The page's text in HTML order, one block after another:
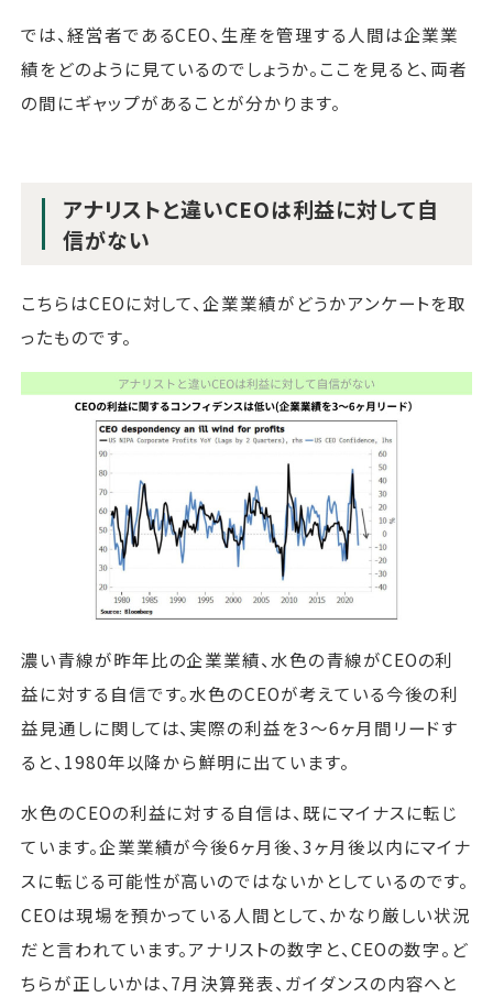
では、経営者であるCEO、生産を管理する人間は企業業
績をどのように見ているのでしょうか。ここを見ると、両者
の間にギャップがあることが分かります。
アナリストと違いCEOは利益に対して自
信がない
こちらはCEOに対して、企業業績がどうかアンケートを取
ったものです。
濃い青線が昨年比の企業業績、水色の青線がCEOの利
益に対する自信です。水色のCEOが考えている今後の利
益見通しに関しては、実際の利益を3～6ヶ月間リードす
ると、1980年以降から鮮明に出ています。
水色のCEOの利益に対する自信は、既にマイナスに転じ
ています。企業業績が今後6ヶ月後、3ヶ月後以内にマイナ
スに転じる可能性が高いのではないかとしているのです。
CEOは現場を預かっている人間として、かなり厳しい状況
だと言われています。アナリストの数字と、CEOの数字。ど
ちらが正しいかは、7月決算発表、ガイダンスの内容へと